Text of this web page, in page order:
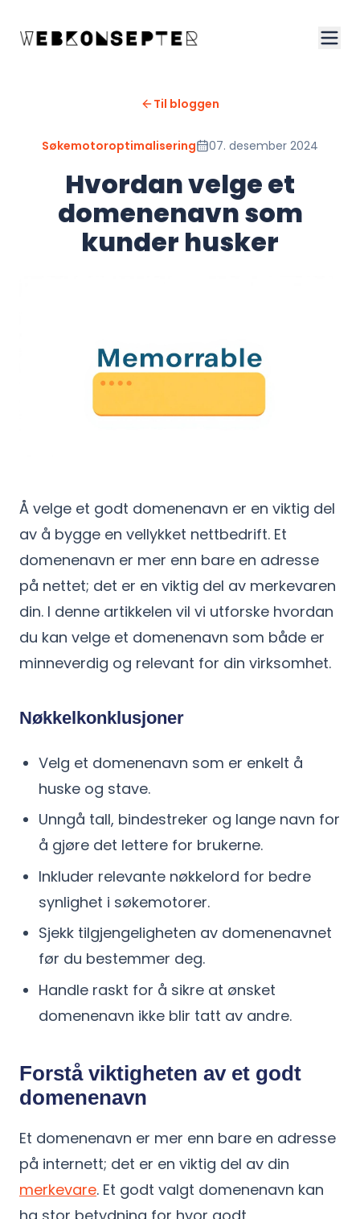
Til bloggen
Søkemotoroptimalisering 07. desember 2024
Hvordan velge et
domenenavn som
kunder husker
Å velge et godt domenenavn er en viktig del
av å bygge en vellykket nettbedrift. Et
domenenavn er mer enn bare en adresse
på nettet; det er en viktig del av merkevaren
din. I denne artikkelen vil vi utforske hvordan
du kan velge et domenenavn som både er
minneverdig og relevant for din virksomhet.
Nøkkelkonklusjoner
Velg et domenenavn som er enkelt å
huske og stave.
Unngå tall, bindestreker og lange navn for
å gjøre det lettere for brukerne.
Inkluder relevante nøkkelord for bedre
synlighet i søkemotorer.
Sjekk tilgjengeligheten av domenenavnet
før du bestemmer deg.
Handle raskt for å sikre at ønsket
domenenavn ikke blir tatt av andre.
Forstå viktigheten av et godt
domenenavn
Et domenenavn er mer enn bare en adresse
på internett; det er en viktig del av din
merkevare. Et godt valgt domenenavn kan